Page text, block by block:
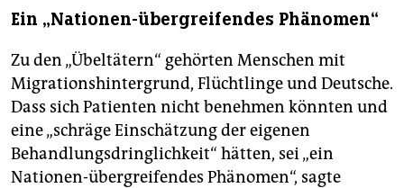
Ein „Nationen-übergreifendes Phänomen“
Zu den „Übeltätern“ gehörten Menschen mit
Migrationshintergrund, Flüchtlinge und Deutsche.
Dass sich Patienten nicht benehmen könnten und
eine „schräge Einschätzung der eigenen
Behandlungsdringlichkeit“ hätten, sei „ein
Nationen-übergreifendes Phänomen“, sagte